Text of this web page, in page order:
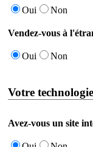
Oui Non
Vendez-vous à
Oui Non
Votre technologie
Avez-vous un site